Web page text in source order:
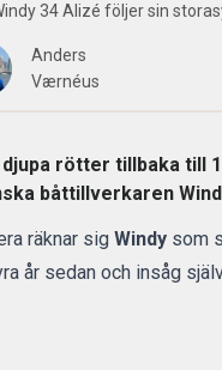
34 Alizé följer sin
Anders
Værnéus
djupa rötter tillbaka till
båttillverkaren
räknar sig Windy som
år sedan och insåg